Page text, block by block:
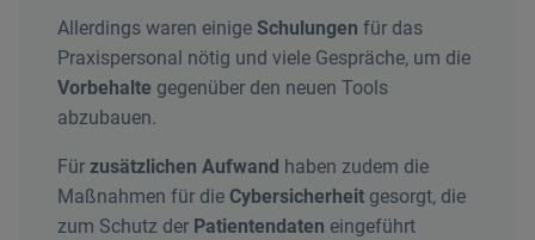
Allerdings waren einige Schulungen für das
Praxispersonal nötig und viele Gespräche, um die
Vorbehalte gegenüber den neuen Tools
abzubauen.
Für zusätzlichen Aufwand haben zudem die
Maßnahmen für die Cybersicherheit gesorgt, die
zum Schutz der Patientendaten eingeführt